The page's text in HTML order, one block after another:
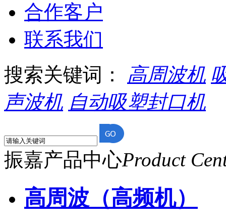
合作客户
联系我们
搜索关键词： 高周波机
声波机 自动吸塑封口机
振嘉产品中心Product
高周波（高频机）